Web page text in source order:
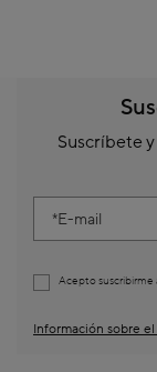
Suscríbete
E-mail
Acepto suscribirme
Información sobre